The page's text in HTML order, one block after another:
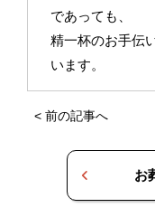
であっても、
精一杯のお手伝
います。
< 前の記事へ
お